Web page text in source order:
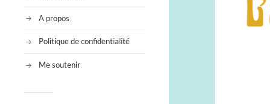
A propos
Politique de confidentialité
Me soutenir